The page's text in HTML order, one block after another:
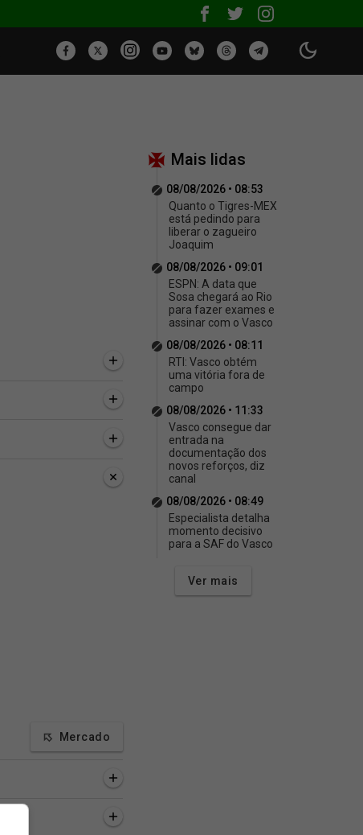
Mercado
Mais lidas
08/08/2026 • 08:53
Quanto o Tigres-MEX
está pedindo para
liberar o zagueiro
Joaquim
08/08/2026 • 09:01
ESPN: A data que
Sosa chegará ao Rio
para fazer exames e
assinar com o Vasco
08/08/2026 • 08:11
RTI: Vasco obtém
uma vitória fora de
campo
08/08/2026 • 11:33
Vasco consegue dar
entrada na
documentação dos
novos reforços, diz
canal
08/08/2026 • 08:49
Especialista detalha
momento decisivo
para a SAF do Vasco
Ver mais